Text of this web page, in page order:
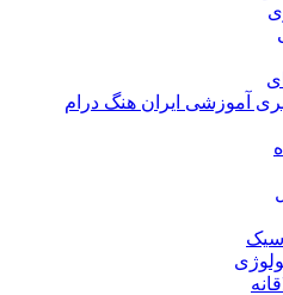
آموزشی ایران هنگ درام